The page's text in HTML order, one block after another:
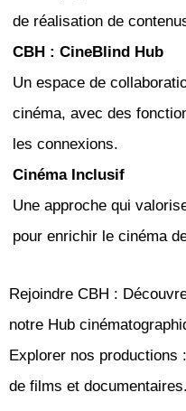
de réalisation de
CBH : CineBlind Hub
Un espace de
cinéma, avec des
les connexions.
Cinéma Inclusif
Une approche qui
pour enrichir le cinéma
Rejoindre CBH :
notre Hub
Explorer nos productions
de films et documentaires.